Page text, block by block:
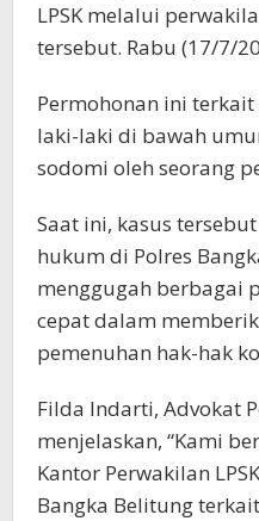
LPSK melalui
tersebut. Rabu (17/7/
Permohonan ini
laki-laki di bawah
sodomi oleh seorang
Saat ini, kasus
hukum di Polres
menggugah berbagai
cepat dalam
pemenuhan hak-hak
Filda Indarti, Advokat
menjelaskan, “Kami
Kantor Perwakilan
Bangka Belitung